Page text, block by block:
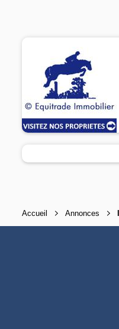
Accueil Annonces